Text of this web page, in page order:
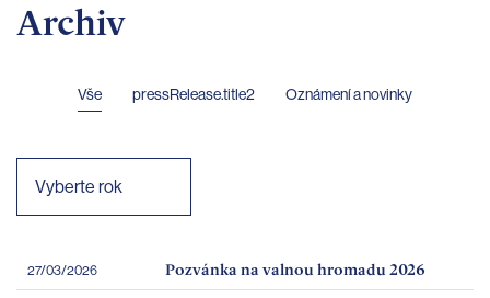
Archiv
Vše pressRelease.title2 Oznámení a novinky
Vyberte rok
27/03/2026 Pozvánka na valnou hromadu 2026